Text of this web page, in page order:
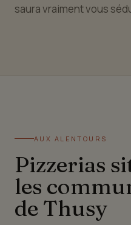
saura vraiment vous
AUX ALENTOURS
Pizzerias
les
de Thusy